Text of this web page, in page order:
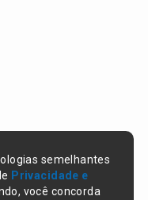
semelhantes
Privacidade e
você concorda